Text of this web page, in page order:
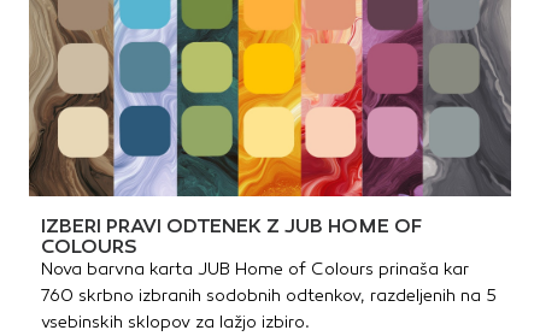
IZBERI PRAVI ODTENEK Z JUB HOME OF
COLOURS
Nova barvna karta JUB Home of Colours prinaša kar
760 skrbno izbranih sodobnih odtenkov, razdeljenih na 5
vsebinskih sklopov za lažjo izbiro.